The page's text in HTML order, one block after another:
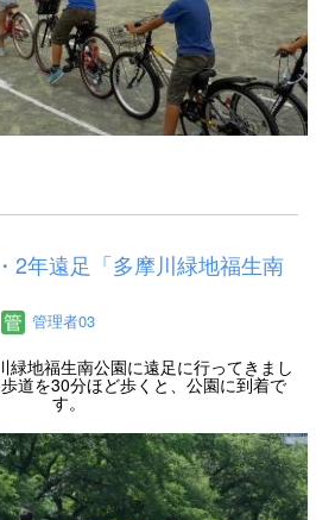
2年遠足「多摩川緑地福生南
管理者03
緑地福生南公園に遠足に行ってきまし
道を30分ほど歩くと、公園に到着で
す。